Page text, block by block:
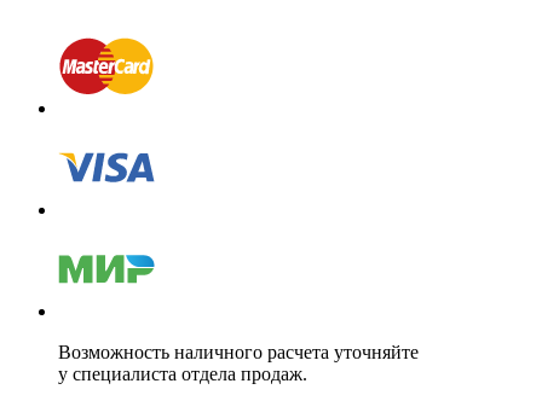
Возможность наличного расчета уточняйте
у специалиста отдела продаж.